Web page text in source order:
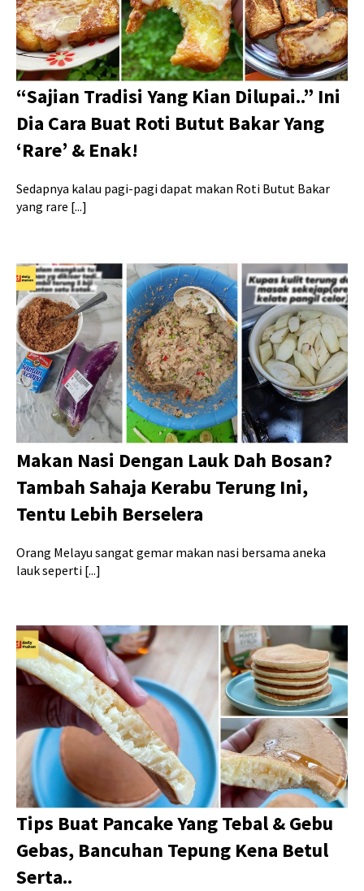
“Sajian Tradisi Yang Kian Dilupai..” Ini
Dia Cara Buat Roti Butut Bakar Yang
‘Rare’ & Enak!
Sedapnya kalau pagi-pagi dapat makan Roti Butut Bakar
yang rare [...]
Makan Nasi Dengan Lauk Dah Bosan?
Tambah Sahaja Kerabu Terung Ini,
Tentu Lebih Berselera
Orang Melayu sangat gemar makan nasi bersama aneka
lauk seperti [...]
Tips Buat Pancake Yang Tebal & Gebu
Gebas, Bancuhan Tepung Kena Betul
Serta..